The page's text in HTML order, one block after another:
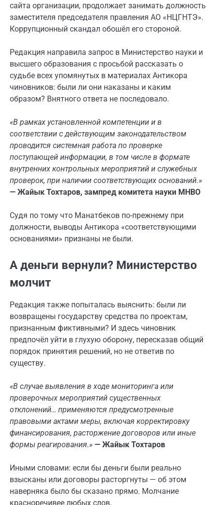
сайта организации, продолжает занимать должность
заместителя председателя правления АО «НЦГНТЭ».
Коррупционный скандал обошёл его стороной.
Редакция направила запрос в Министерство науки и
высшего образования с просьбой рассказать о
судьбе всех упомянутых в материалах Антикора
чиновников: были ли они наказаны и каким
образом? Внятного ответа не последовало.
«В рамках установленной компетенции и в
соответствии с действующим законодательством
проводится системная работа по проверке
поступающей информации, в том числе в формате
внутренних контрольных мероприятий и служебных
проверок, при наличии соответствующих оснований.»
— Жайык Тохтаров, зампред комитета науки МНВО
Судя по тому что Манатбеков по-прежнему при
должности, выводы Антикора «соответствующими
основаниями» признаны не были.
А деньги вернули? Министерство
молчит
Редакция также попыталась выяснить: были ли
возвращены государству средства по проектам,
признанным фиктивными? И здесь чиновник
предпочёл уйти в глухую оборону, пересказав общий
порядок принятия решений, но не ответив по
существу.
«В случае выявления в ходе мониторинга или
проверочных мероприятий существенных
отклонений… применяются предусмотренные
правовыми актами меры, включая корректировку
финансирования, расторжение договоров или иные
формы реагирования.» — Жайык Тохтаров
Иными словами: если бы деньги были реально
взысканы или договоры расторгнуты — об этом
наверняка было бы сказано прямо. Молчание
красноречивее любых слов.